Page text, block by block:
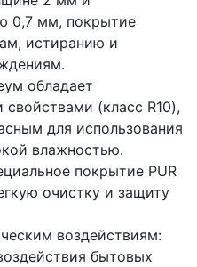
0,7 мм, покрытие
истиранию и
обладает
(класс R10),
для использования
влажностью.
покрытие PUR
очистку и защиту
воздействиям:
бытовых